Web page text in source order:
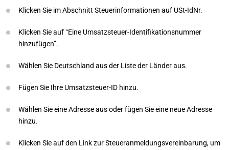
Klicken Sie im Abschnitt Steuerinformationen auf USt-IdNr.
Klicken Sie auf “Eine Umsatzsteuer-Identifikationsnummer
hinzufügen”.
Wählen Sie Deutschland aus der Liste der Länder aus.
Fügen Sie Ihre Umsatzsteuer-ID hinzu.
Wählen Sie eine Adresse aus oder fügen Sie eine neue Adresse
hinzu.
Klicken Sie auf den Link zur Steueranmeldungsvereinbarung, um